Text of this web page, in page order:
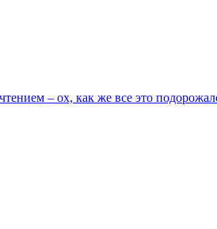
– ох, как же все это